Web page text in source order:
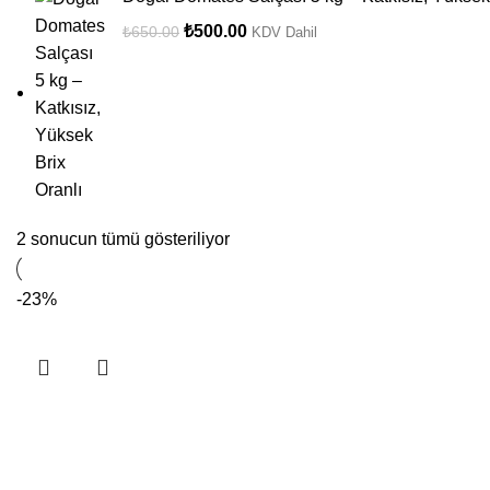
₺650.00 ₺500.00 KDV Dahil
2 sonucun tümü gösteriliyor
-23%